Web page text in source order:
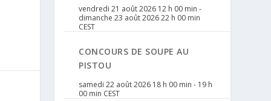
vendredi 21 août 2026 12 h 00 min -
dimanche 23 août 2026 22 h 00 min
CEST
CONCOURS DE SOUPE AU
PISTOU
samedi 22 août 2026 18 h 00 min - 19 h
00 min CEST